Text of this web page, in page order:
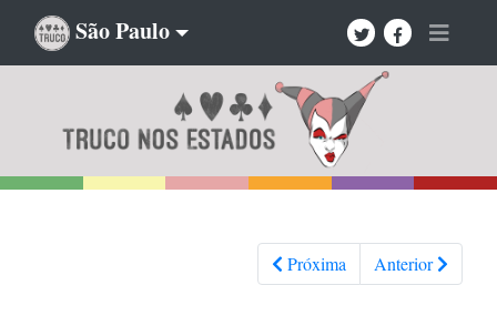
São Paulo
Próxima Anterior